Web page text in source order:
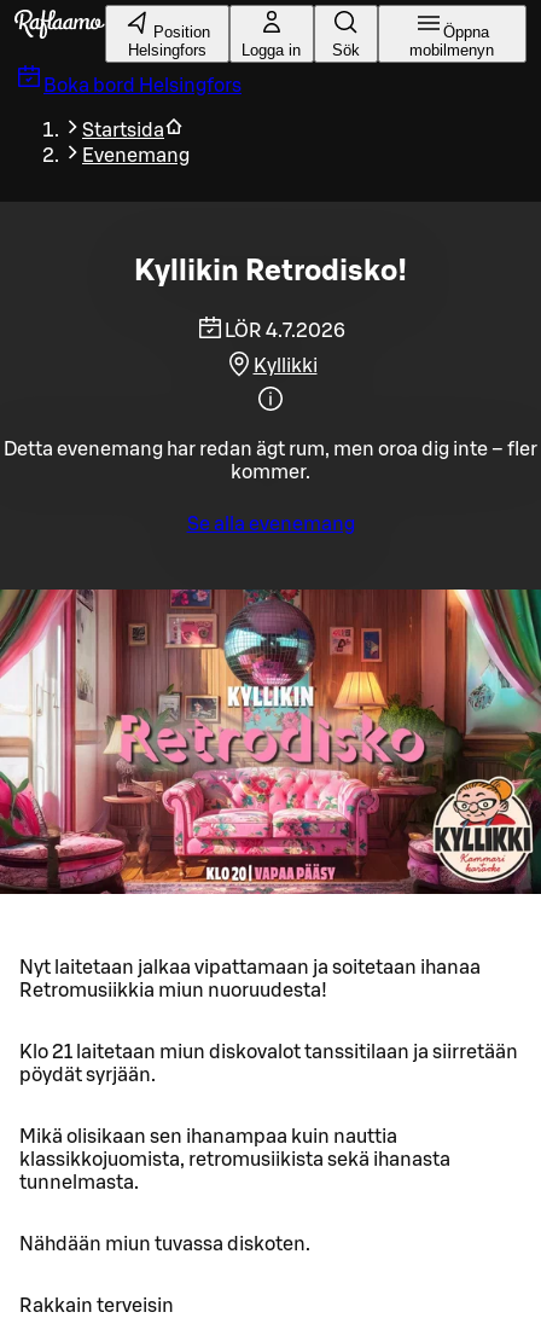
Gå till huvudinnehållet
Position
Helsingfors
Logga in Sök
Öppna
mobilmenyn
Boka bord Helsingfors
Startsida
Evenemang
Kyllikin Retrodisko!
LÖR 4.7.2026
Kyllikki
Detta evenemang har redan ägt rum, men oroa dig inte – fler
kommer.
Se alla evenemang
Nyt laitetaan jalkaa vipattamaan ja soitetaan ihanaa
Retromusiikkia miun nuoruudesta!
Klo 21 laitetaan miun diskovalot tanssitilaan ja siirretään
pöydät syrjään.
Mikä olisikaan sen ihanampaa kuin nauttia
klassikkojuomista, retromusiikista sekä ihanasta
tunnelmasta.
Nähdään miun tuvassa diskoten.
Rakkain terveisin